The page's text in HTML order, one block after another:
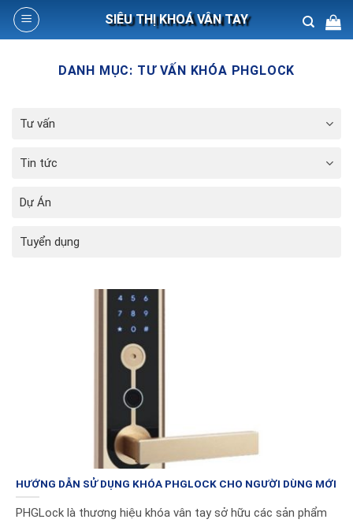
Skip
SIÊU THỊ KHOÁ VÂN TAY
Search
DANH MỤC: TƯ VẤN KHÓA PHGLOCK
Tư vấn
Tin tức
Dự Án
Tuyển dụng
HƯỚNG DẪN SỬ DỤNG KHÓA PHGLOCK CHO NGƯỜI DÙNG MỚI
PHGLock là thương hiệu khóa vân tay sở hữu các sản phẩm